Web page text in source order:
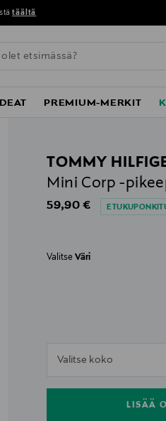
täältä
PREMIUM-MERKIT
TOMMY
Mini Corp -
Original Price
59,90 €
ValitseVäri
Valitse koko
LISÄÄ